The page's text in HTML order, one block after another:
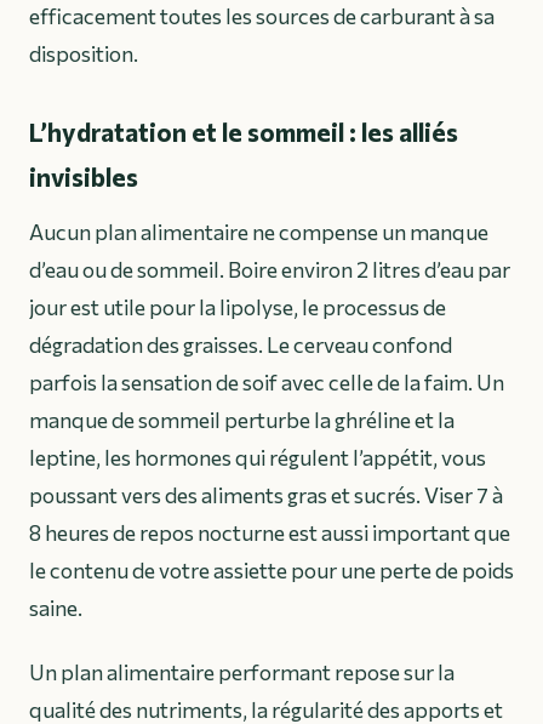
efficacement toutes les sources de carburant à sa
disposition.
L’hydratation et le sommeil : les alliés
invisibles
Aucun plan alimentaire ne compense un manque
d’eau ou de sommeil. Boire environ 2 litres d’eau par
jour est utile pour la lipolyse, le processus de
dégradation des graisses. Le cerveau confond
parfois la sensation de soif avec celle de la faim. Un
manque de sommeil perturbe la ghréline et la
leptine, les hormones qui régulent l’appétit, vous
poussant vers des aliments gras et sucrés. Viser 7 à
8 heures de repos nocturne est aussi important que
le contenu de votre assiette pour une perte de poids
saine.
Un plan alimentaire performant repose sur la
qualité des nutriments, la régularité des apports et